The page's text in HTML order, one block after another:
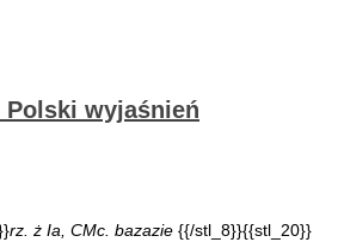
Polski wyjaśnień
rz. ż Ia, CMc. bazazie {{/stl_8}}{{stl_20}}